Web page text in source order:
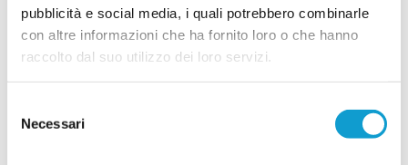
pubblicità e social media, i quali potrebbero combinarle
con altre informazioni che ha fornito loro o che hanno
raccolto dal suo utilizzo dei loro servizi.
delNecessari
Lorenzo Baccarini
L'FC Osimo 2011 aggiunge un nuovo tassello al
reparto arretrato con l'ingaggio del difensore